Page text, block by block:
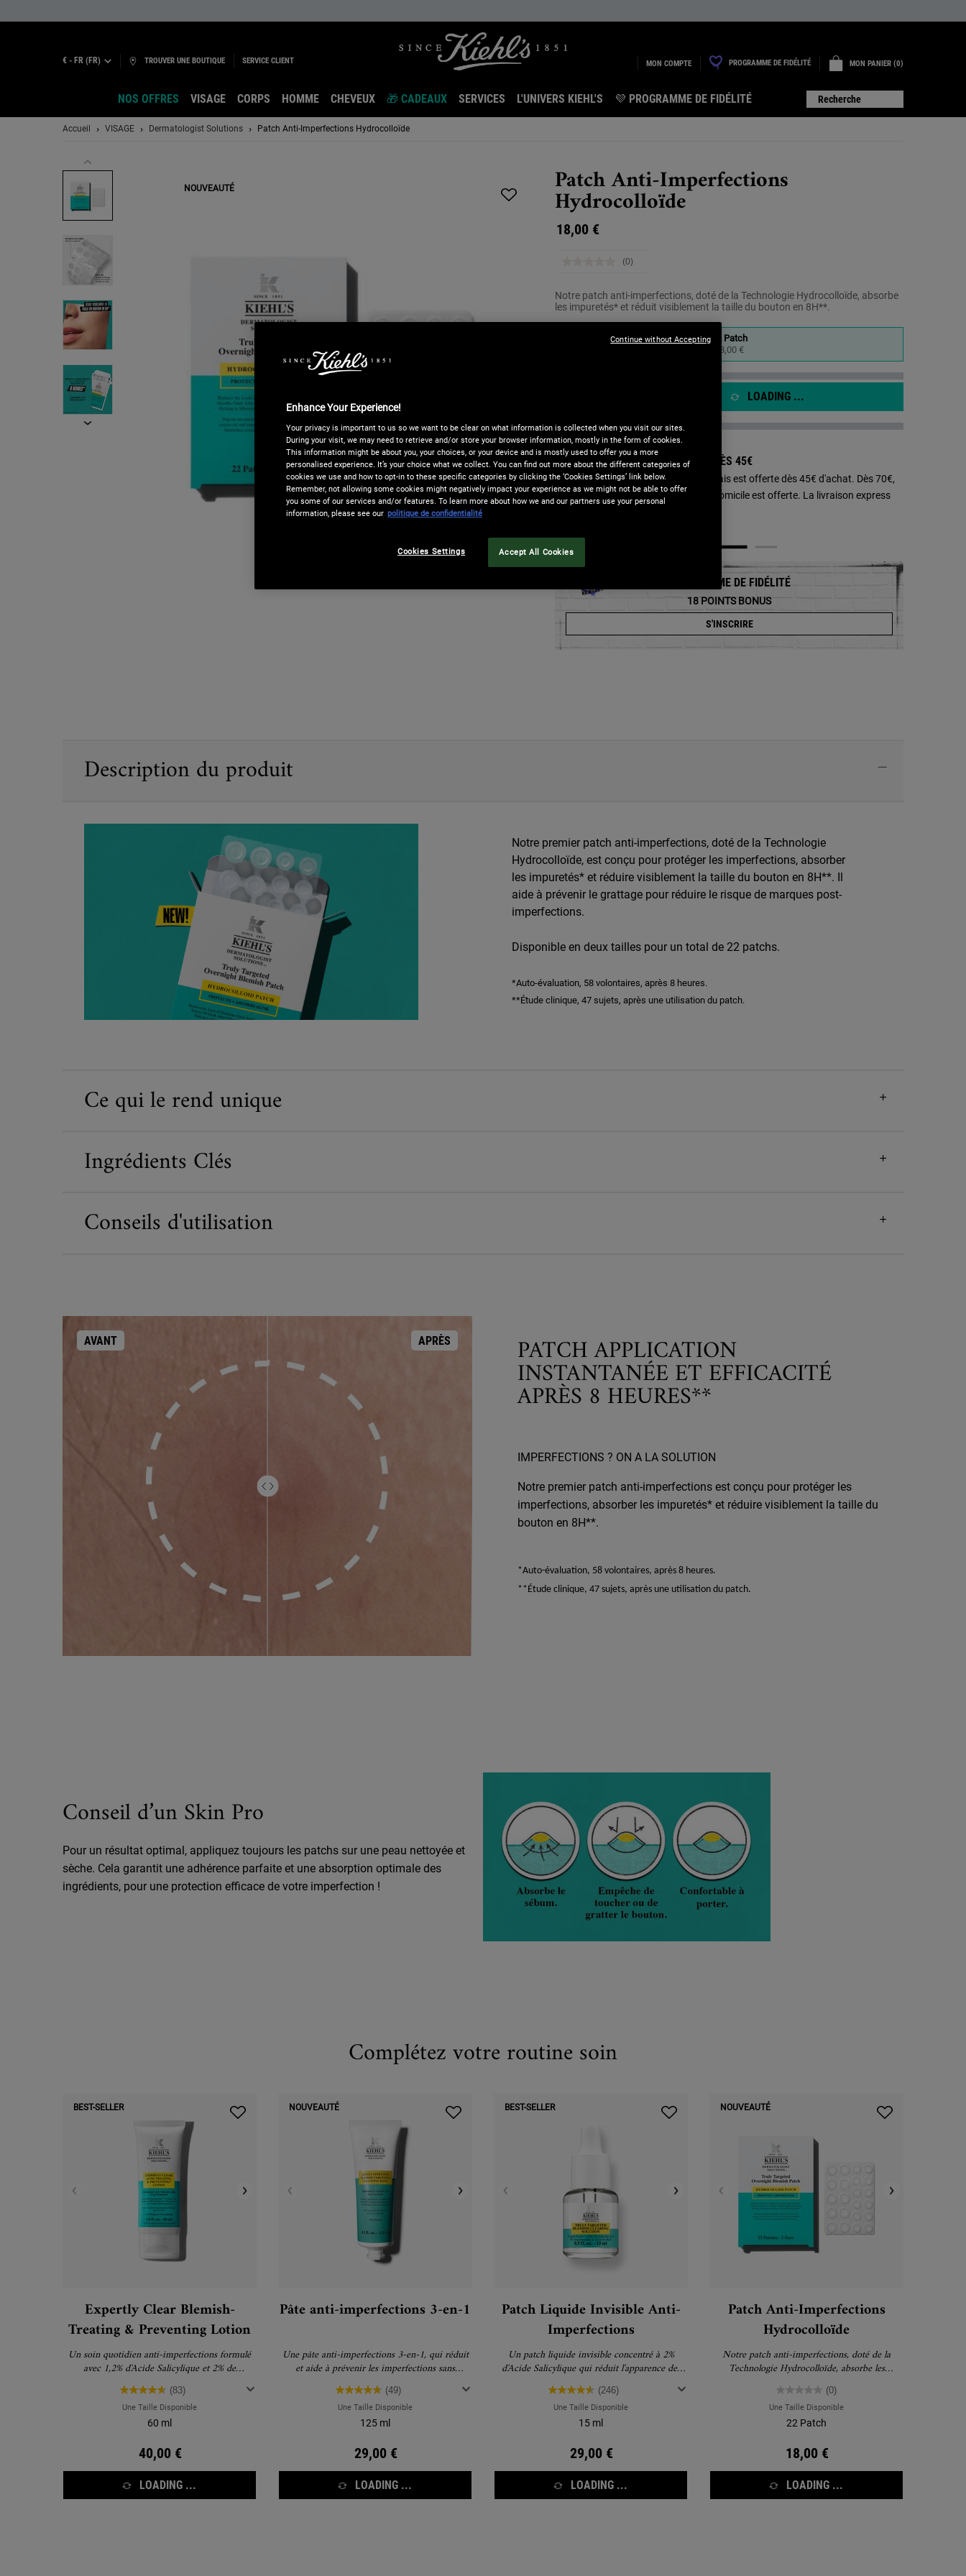
€ - FR (FR) TROUVER UNE BOUTIQUE SERVICE CLIENT MON COMPTE PROGRAMME DE FIDÉLITÉ MON PANIER 0
0 PRODUIT
NOS OFFRES VISAGE CORPS HOMME CHEVEUX 🎁 CADEAUX SERVICES L'UNIVERS KIEHL'S 💜 PROGRAMME DE FIDÉLITÉ Recherche
Accueil VISAGE Dermatologist Solutions Patch Anti-Imperfections Hydrocolloïde
Patch Anti-Imperfections
Hydrocolloïde
18,00 €
Aucune
de
notation.
Lien
sur
la
même
(0)
Patch Anti-Imperfections Hydrocolloïde - Agrandir l'image
NOUVEAUTÉ
Notre patch anti-imperfections, doté de la Technologie Hydrocolloïde, absorbe
les impuretés* et réduit visiblement la taille du bouton en 8H**.
Sélectionné
22 Patch
18,00 €
, 1 of 1
LOADING ...
ACHETEZ MAINTENANT, PAYEZ PLUS TARD​
Nous proposons le paiement en4 X sans frais avec Paypal, à
noter queApple Payest aussi disponible ! Vous pouvez
directement les sélectionner sur la page de paiement.
LIVRAISON OFFERTE DÈS 45€ ​​
La livraison en Point Relais est offerte dès 45€ d'achat. Dès 70€,
la livraison standard à domicile est offerte. La livraison express
PROGRAMME DE FIDÉLITÉ
18 POINTS BONUS
S'INSCRIRE
Description du produit
Notre premier patch anti-imperfections, doté de la Technologie
Hydrocolloïde, est conçu pour protéger les imperfections, absorber
les impuretés* et réduire visiblement la taille du bouton en 8H**. Il
aide à prévenir le grattage pour réduire le risque de marques post-
imperfections.
Disponible en deux tailles pour un total de 22 patchs.
*Auto-évaluation, 58 volontaires, après 8 heures.
**Étude clinique, 47 sujets, après une utilisation du patch.
Ce qui le rend unique
Ingrédients Clés
Conseils d'utilisation
APRÈS
AVANT PATCH APPLICATION
INSTANTANÉE ET EFFICACITÉ
APRÈS 8 HEURES**
IMPERFECTIONS ? ON A LA SOLUTION
Notre premier patch anti-imperfections est conçu pour protéger les
imperfections, absorber les impuretés* et réduire visiblement la taille du
bouton en 8H**.
*Auto-évaluation, 58 volontaires, après 8 heures.
**Étude clinique, 47 sujets, après une utilisation du patch.
Conseil d’un Skin Pro
Pour un résultat optimal, appliquez toujours les patchs sur une peau nettoyée et
sèche. Cela garantit une adhérence parfaite et une absorption optimale des
ingrédients, pour une protection efficace de votre imperfection !
Complétez votre routine soin
BEST-SELLER
Expertly Clear Blemish-
Treating & Preventing Lotion
Un soin quotidien anti-imperfections formulé
avec 1,2% d'Acide Salicylique et 2% de
Niacinamide pour agir efficacement, sans
assécher la peau.
(83)
Une Taille Disponible
60 ml
40,00 €
LOADING ...
NOUVEAUTÉ
Pâte anti-imperfections 3-en-1
Une pâte anti-imperfections 3-en-1, qui réduit
et aide à prévenir les imperfections sans
dessécher la peau.
(49)
Une Taille Disponible
125 ml
29,00 €
LOADING ...
BEST-SELLER
Patch Liquide Invisible Anti-
Imperfections
Un patch liquide invisible concentré à 2%
d'Acide Salicylique qui réduit l'apparence des
boutons en 2h. Un format ultra économique
équivalent à 500 patchs dans un seul flacon.
(246)
Une Taille Disponible
15 ml
29,00 €
LOADING ...
NOUVEAUTÉ
Patch Anti-Imperfections
Hydrocolloïde
Notre patch anti-imperfections, doté de la
Technologie Hydrocolloïde, absorbe les
impuretés* et réduit visiblement la taille du
bouton en 8H**.
(0)
Une Taille Disponible
22 Patch
18,00 €
LOADING ...
Enhance Your Experience!
Your privacy is important to us so we want to be clear on what information is collected when you visit our sites.
During your visit, we may need to retrieve and/or store your browser information, mostly in the form of cookies.
This information might be about you, your choices, or your device and is mostly used to offer you a more
personalised experience. It’s your choice what we collect. You can find out more about the different categories of
cookies we use and how to opt-in to these specific categories by clicking the ‘Cookies Settings’ link below.
Remember, not allowing some cookies might negatively impact your experience as we might not be able to offer
you some of our services and/or features. To learn more about how we and our partners use your personal
information, please see our politique de confidentialité
Cookies Settings Accept All Cookies
Continue without Accepting